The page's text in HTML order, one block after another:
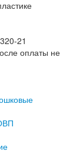
21
оплаты не